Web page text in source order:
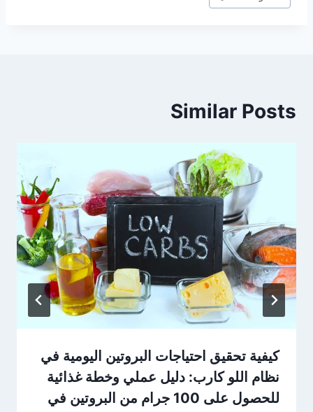
Similar Posts
كيفية تحقيق احتياجات البروتين اليومية في
نظام اللو كارب: دليل عملي وخطة غذائية
للحصول على 100 جرام من البروتين في